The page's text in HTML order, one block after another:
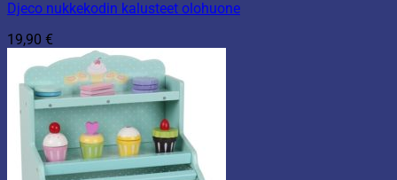
Djeco nukkekodin kalusteet olohuone
19,90 €